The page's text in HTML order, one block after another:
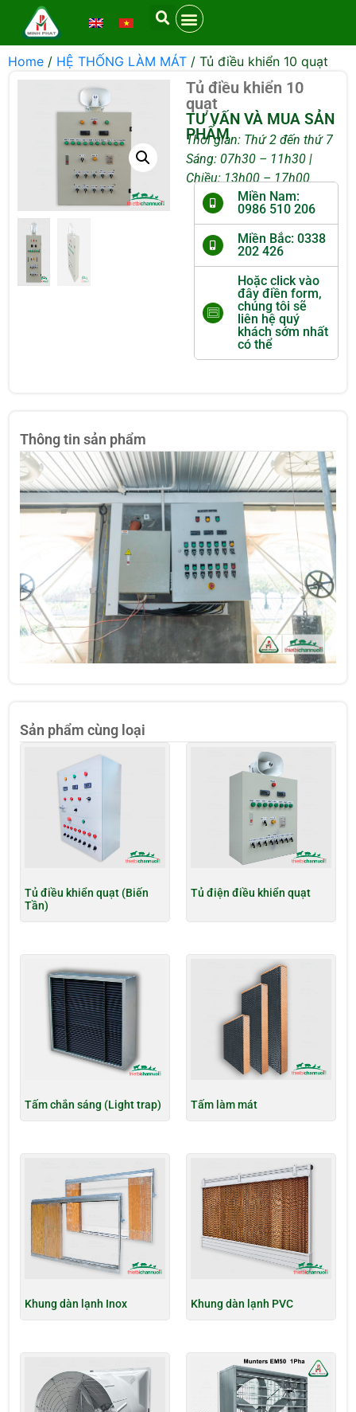
Home / HỆ THỐNG LÀM MÁT / Tủ điều khiển 10 quạt
Tủ điều khiển 10
quạt
TƯ VẤN VÀ MUA SẢN
PHẨM
Thời gian: Thứ 2 đến thứ 7
Sáng: 07h30 – 11h30 |
Chiều: 13h00 – 17h00
Miền Nam:
0986 510 206
Miền Bắc: 0338
202 426
Hoặc click vào
đây điền form,
chúng tôi sẽ
liên hệ quý
khách sớm nhất
có thể
Thông tin sản phẩm
Sản phẩm cùng loại
Tủ điều khiển quạt (Biến
Tần)
Tủ điện điều khiển quạt
Tấm chắn sáng (Light trap) Tấm làm mát
Khung dàn lạnh Inox Khung dàn lạnh PVC